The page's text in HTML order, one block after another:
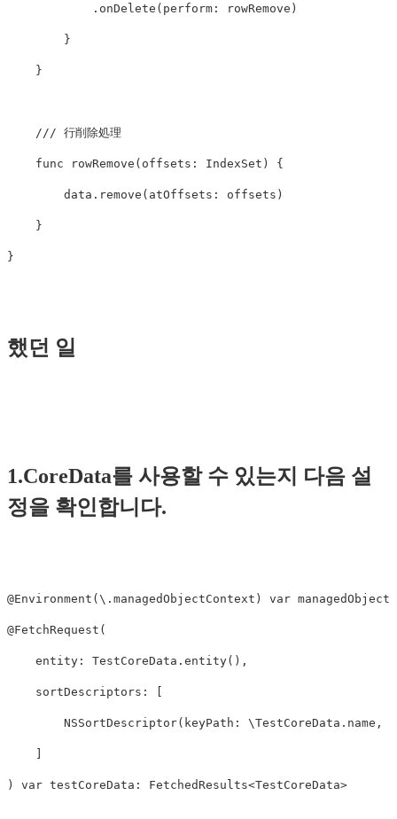
            .onDelete(perform: rowRemove)
        }
    }
    /// 行削除処理
    func rowRemove(offsets: IndexSet) {
        data.remove(atOffsets: offsets)
    }
했던 일
1.CoreData를 사용할 수 있는지 다음 설
정을 확인합니다.
@Environment(\.managedObjectContext) var
@FetchRequest(
    entity: TestCoreData.entity(),
    sortDescriptors: [
NSSortDescriptor(keyPath: \TestCoreData.name,
    ]